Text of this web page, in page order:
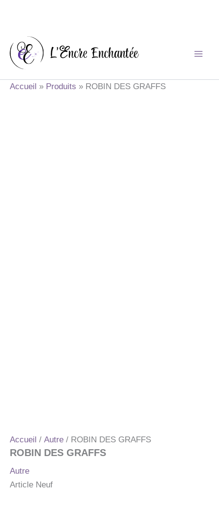
contenu
Accueil Produits ROBIN DES GRAFFS
Accueil / Autre / ROBIN DES GRAFFS
ROBIN DES GRAFFS
Autre
Article Neuf